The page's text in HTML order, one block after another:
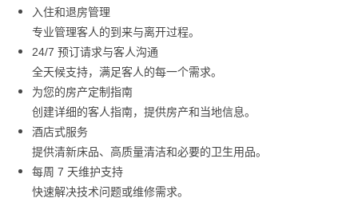
入住和退房管理
专业管理客人的到来与离开过程。
24/7 预订请求与客人沟通
全天候支持， 满足客人的每一个需求。
为您的房产定制指南
创建详细的客人指南，提供房产和当地信息。
酒店式服务
提供清新床品、高质量清洁和必要的卫生用品。
每周 7 天维护支持
快速解决技术问题或维修需求。